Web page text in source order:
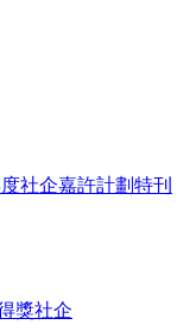
社企嘉許計劃特刊
獎社企